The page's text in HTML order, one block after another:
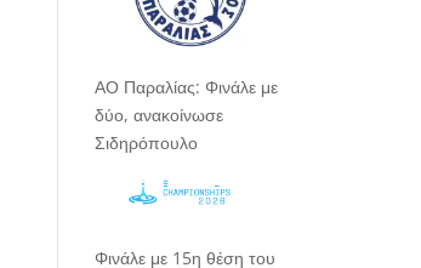
ΑΟ Παραλίας: Φινάλε με
δύο, ανακοίνωσε
Σιδηρόπουλο
Φινάλε με 15η θέση του